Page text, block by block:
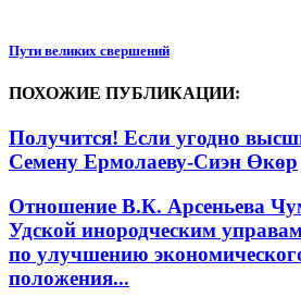
Пути великих свершений
ПОХОЖИЕ ПУБЛИКАЦИИ:
Получится! Если угодно
Семену Ермолаеву-Сиэн Өкөр
Отношение В.К. Арсеньева
Удской инородческим
по улучшению
положения...